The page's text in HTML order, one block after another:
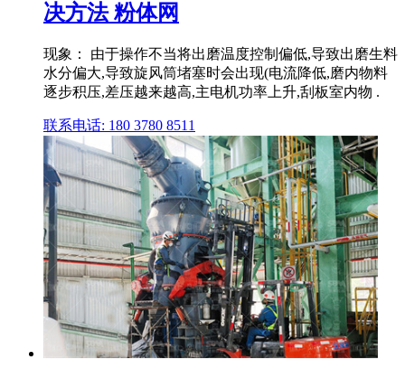
决方法 粉体网
现象： 由于操作不当将出磨温度控制偏低,导致出磨生料
水分偏大,导致旋风筒堵塞时会出现(电流降低,磨内物料
逐步积压,差压越来越高,主电机功率上升,刮板室内物 .
联系电话: 180 3780 8511